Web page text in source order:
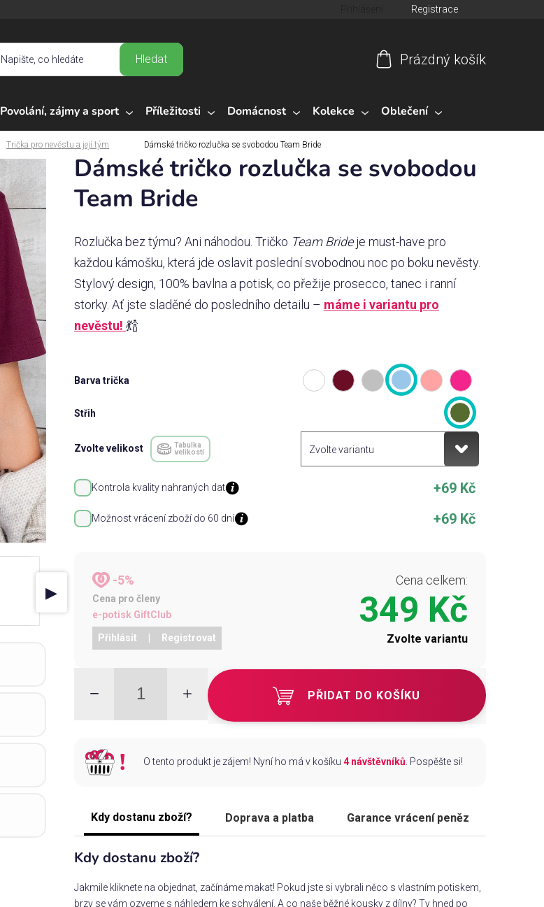
Registrace
Hledat
košík
Prázdný košík
Povolání, zájmy a sport Příležitosti Domácnost Kolekce Oblečení
Trička pro nevěstu a její tým Dámské tričko rozlučka se svobodou Team Bride
Dámské tričko rozlučka se svobodou
Team Bride
Rozlučka bez týmu? Ani náhodou. Tričko Team Brideje must-have pro
každou kámošku, která jde oslavit poslední svobodnou noc po boku nevěsty.
Stylový design, 100% bavlna a potisk, co přežije prosecco, tanec i ranní
storky. Ať jste sladěné do posledního detailu – máme i variantu pro
nevěstu! 💃🍾
Barva trička
Střih
Zvolte velikost
Tabulka
velikostí
Kontrola kvality nahraných dat +69 Kč
Možnost vrácení zboží do 60 dní +69 Kč
-5%
Cena pro členy
e-potisk GiftClub
Přihlásit Registrovat
Cena celkem:
349 Kč
Zvolte variantu
PŘIDAT DO KOŠÍKU
O tento produkt je zájem! Nyní ho má v košíku 4 návštěvníků. Pospěšte si!
Kdy dostanu zboží? Doprava a platba Garance vrácení peněz
Kdy dostanu zboží?
Jakmile kliknete na objednat, začínáme makat! Pokud jste si vybrali něco s vlastním potiskem,
brzy se vám ozveme s náhledem ke schválení. A co naše běžné kousky z dílny? Ty hned po
▶